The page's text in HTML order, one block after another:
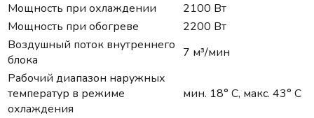
Мощность при охлаждении
2100 Вт
Мощность при обогреве
2200 Вт
Воздушный поток внутреннего
блока
7 м³/мин
Рабочий диапазон наружных
температур в режиме
охлаждения
мин. 18° С, макс. 43° С